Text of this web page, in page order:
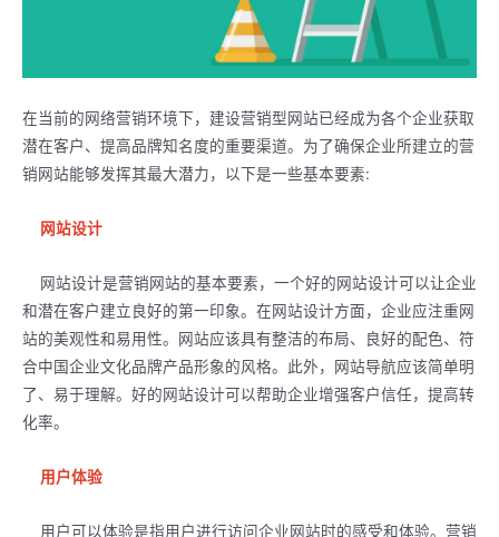
在当前的网络营销环境下，建设营销型网站已经成为各个企业获取
潜在客户、提高品牌知名度的重要渠道。为了确保企业所建立的营
销网站能够发挥其最大潜力，以下是一些基本要素:
网站设计
网站设计是营销网站的基本要素，一个好的网站设计可以让企业
和潜在客户建立良好的第一印象。在网站设计方面，企业应注重网
站的美观性和易用性。网站应该具有整洁的布局、良好的配色、符
合中国企业文化品牌产品形象的风格。此外，网站导航应该简单明
了、易于理解。好的网站设计可以帮助企业增强客户信任，提高转
化率。
用户体验
用户可以体验是指用户进行访问企业网站时的感受和体验。营销